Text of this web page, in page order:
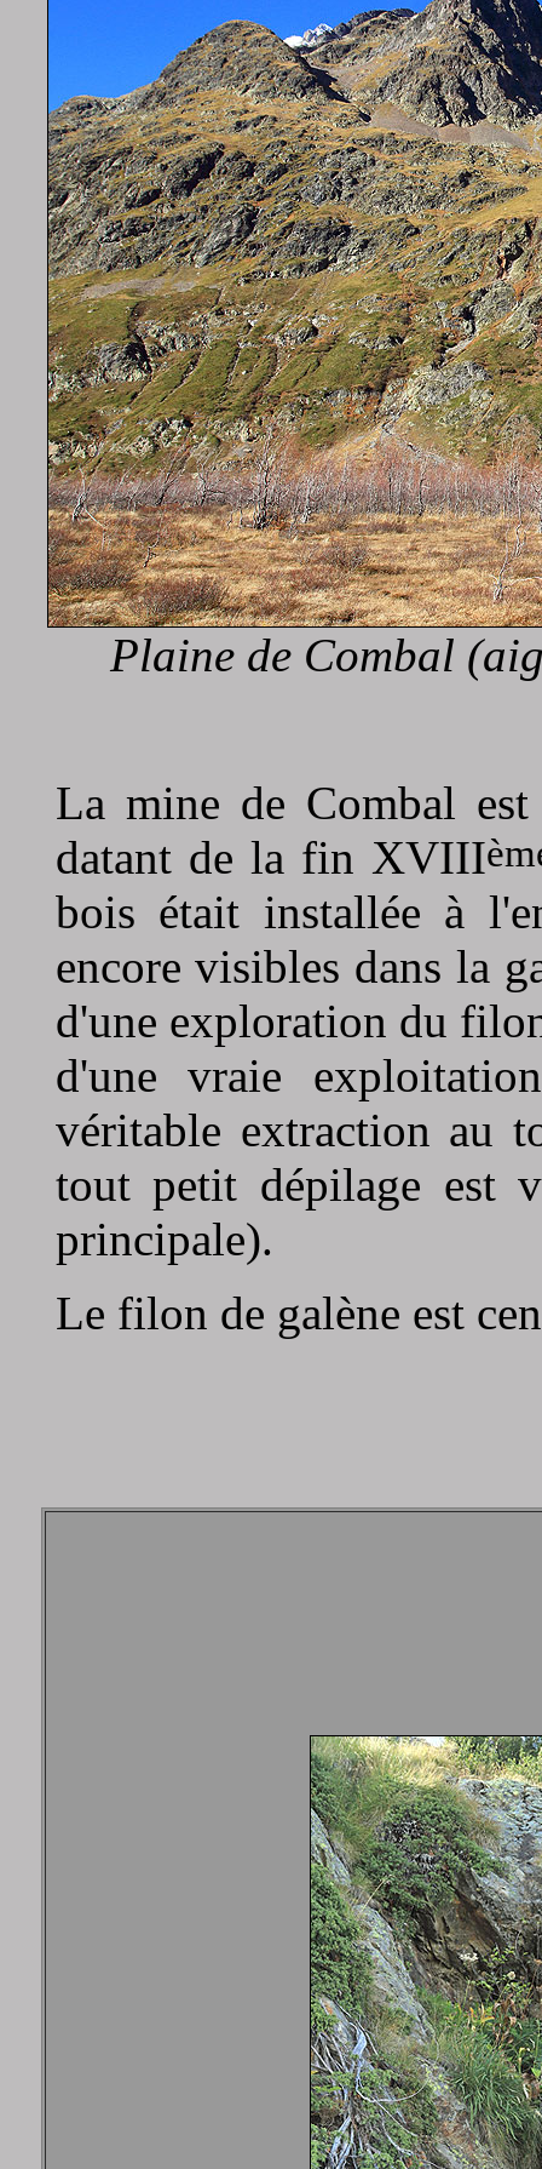
Plaine de Combal
La mine de Combal
datant de la fin XVIII
bois était installée à
encore visibles dans la
d'une exploration du
d'une vraie
véritable extraction au
tout petit dépilage est
principale).
Le filon de galène est